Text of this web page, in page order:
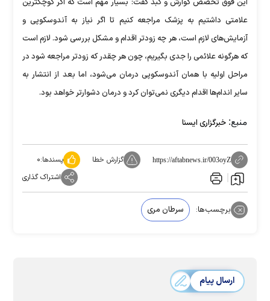
این فوق تخصص گوارش و کبد گفت: بسیار مهم است که اگر کوچکترین
علامتی داشتیم به پزشک مراجعه کنیم تا اگر نیاز به آندوسکوپی و
آزمایش‌های لازم است، هر چه زودتر اقدام و مشکل بررسی شود. لازم است
که هرگونه علائمی را جدی بگیریم، چون هر چقدر که زودتر مراجعه شود در
مراحل اولیه با همان آندوسکوپی درمان می‌شود، اما بعد از انتشار به
سایر اندام‌ها اقدام دیگری نمی‌توان کرد و درمان دشوارتر خواهد بود.
منبع: خبرگزاری ایسنا
https://aftabnews.ir/003oyZ گزارش خطا پسندها:۰
اشتراک گذاری
برچسب‌ها: سرطان مری
ارسال پیام